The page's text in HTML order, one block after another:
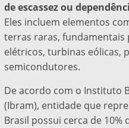
de escassez ou
Eles incluem elementos
terras raras, fundamentais
elétricos, turbinas eólicas,
semicondutores.
De acordo com o Instituto
(Ibram), entidade que
Brasil possui cerca de 10%